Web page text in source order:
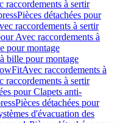
raccordements à sertir
Pièces détachées pour
raccordements à sertir
Avec raccordements à
pour montage
bille pour montage
Avec raccordements à
raccordements à sertir
pour Clapets anti-
Pièces détachées pour
d'évacuation des